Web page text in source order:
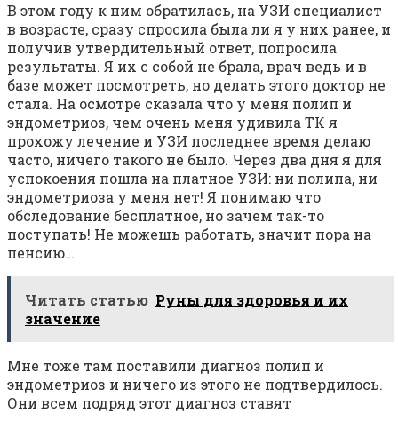
В этом году к ним обратилась, на УЗИ специалист
в возрасте, сразу спросила была ли я у них ранее, и
получив утвердительный ответ, попросила
результаты. Я их с собой не брала, врач ведь и в
базе может посмотреть, но делать этого доктор не
стала. На осмотре сказала что у меня полип и
эндометриоз, чем очень меня удивила ТК я
прохожу лечение и УЗИ последнее время делаю
часто, ничего такого не было. Через два дня я для
успокоения пошла на платное УЗИ: ни полипа, ни
эндометриоза у меня нет! Я понимаю что
обследование бесплатное, но зачем так-то
поступать! Не можешь работать, значит пора на
пенсию…
Читать статью Руны для здоровья и их
значение
Мне тоже там поставили диагноз полип и
эндометриоз и ничего из этого не подтвердилось.
Они всем подряд этот диагноз ставят